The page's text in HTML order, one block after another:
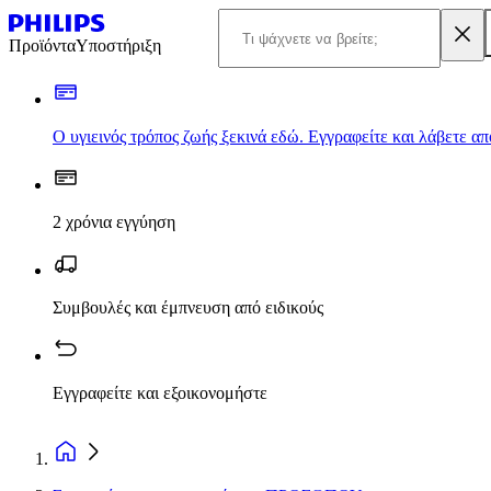
ΠροϊόνταΥποστήριξη
Ο υγιεινός τρόπος ζωής ξεκινά εδώ. Εγγραφείτε και λάβετε
2 χρόνια εγγύηση
Συμβουλές και έμπνευση από ειδικούς
Εγγραφείτε και εξοικονομήστε